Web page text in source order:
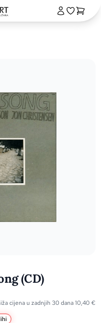
(CD)
cijena u zadnjih 30 dana10,40€